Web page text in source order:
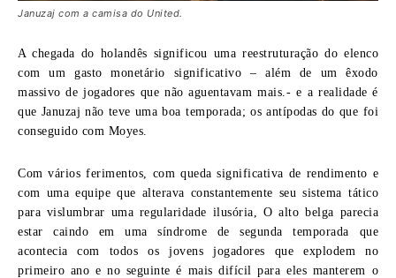
Januzaj com a camisa do United.
A chegada do holandês significou uma reestruturação do elenco
com um gasto monetário significativo – além de um êxodo
massivo de jogadores que não aguentavam mais.- e a realidade é
que Januzaj não teve uma boa temporada; os antípodas do que foi
conseguido com Moyes.
Com vários ferimentos, com queda significativa de rendimento e
com uma equipe que alterava constantemente seu sistema tático
para vislumbrar uma regularidade ilusória, O alto belga parecia
estar caindo em uma síndrome de segunda temporada que
acontecia com todos os jovens jogadores que explodem no
primeiro ano e no seguinte é mais difícil para eles manterem o